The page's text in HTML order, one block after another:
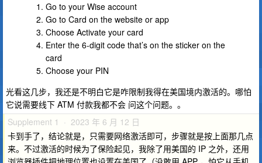
Go to your Wise account
Go to Card on the website or app
Choose Activate your card
Enter the 6-digit code that’s on the sticker on the
card
Choose your PIN
光看这几步，我还是不明白它是咋限制我得在美国境内激活的。哪怕
它说需要线下 ATM 付款我都不会 问这个问题。。
Supplement 1 · 2023 年 6 月 12 日
卡到手了，结论就是，只需要网络激活即可，步骤就是按上面那几点
来。不过激活的时候为了保险起见，我除了用美国的 IP 之外，还用